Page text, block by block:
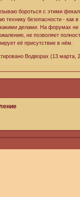
бороться с этими
технику безопасности - как
делами. На форумах не
не позволяет
её присутствие в нём.
Водворах (13 марта,